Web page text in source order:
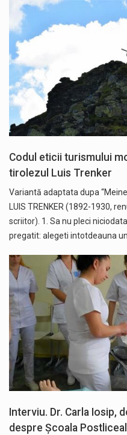
Codul eticii turismului
tirolezul Luis Trenker
Variantă adaptata dupa
LUIS TRENKER (1892-1930,
scriitor). 1. Sa nu pleci
pregatit: alegeti intotdeauna
Interviu. Dr. Carla Iosip,
despre Şcoala